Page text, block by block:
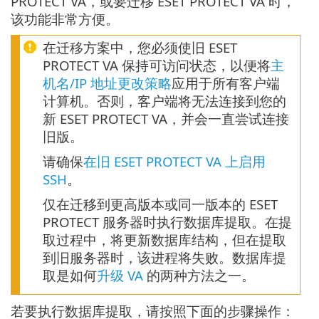
该功能非常方便。
在迁移方案中，您必须使旧 ESET
PROTECT VA 保持可访问状态，以便将主
机名/IP 地址更改策略应用于所有客户端
计算机。否则，客户端将无法连接到您的
新 ESET PROTECT VA，并会一直尝试连接
旧版。
请确保在旧 ESET PROTECT VA 上启用
SSH。
仅在迁移到更高版本或同一版本的 ESET
PROTECT 服务器时执行数据库提取。在提
取过程中，将更新数据库结构，但在提取
到旧服务器时，该进程将失败。数据库提
取是如何升级 VA 的两种方法之一。
若要执行数据库提取，请按照下面的步骤操作：